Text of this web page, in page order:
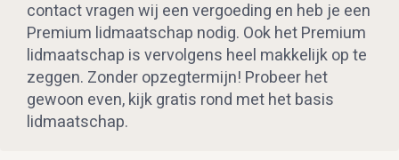
contact vragen wij een vergoeding en heb je een
Premium lidmaatschap nodig. Ook het Premium
lidmaatschap is vervolgens heel makkelijk op te
zeggen. Zonder opzegtermijn! Probeer het
gewoon even, kijk gratis rond met het basis
lidmaatschap.